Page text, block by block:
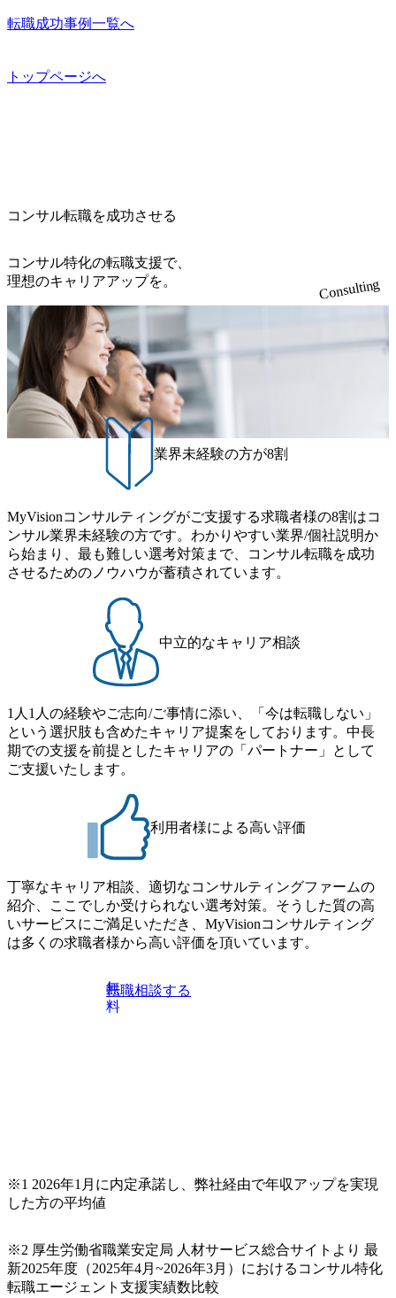
転職成功事例一覧へ
トップページへ
コンサル転職を成功させる
コンサル特化の転職支援で、
理想のキャリアアップを。
Consulting
業界未経験の方が8割
MyVisionコンサルティングがご支援する求職者様の8割はコ
ンサル業界未経験の方です。わかりやすい業界/個社説明か
ら始まり、最も難しい選考対策まで、コンサル転職を成功
させるためのノウハウが蓄積されています。
中立的なキャリア相談
1人1人の経験やご志向/ご事情に添い、「今は転職しない」
という選択肢も含めたキャリア提案をしております。中長
期での支援を前提としたキャリアの「パートナー」として
ご支援いたします。
利用者様による高い評価
丁寧なキャリア相談、適切なコンサルティングファームの
紹介、ここでしか受けられない選考対策。そうした質の高
いサービスにご満足いただき、MyVisionコンサルティング
は多くの求職者様から高い評価を頂いています。
無
料
転職相談する
※1 2026年1月に内定承諾し、弊社経由で年収アップを実現
した方の平均値
※2 厚生労働省職業安定局 人材サービス総合サイトより 最
新2025年度（2025年4月~2026年3月）におけるコンサル特化
転職エージェント支援実績数比較